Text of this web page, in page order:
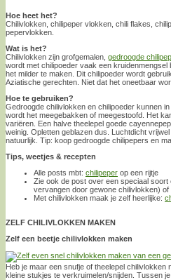
Hoe heet het?
Chilivlokken, chilipeper vlokken, chili flakes,
pepervlokken.
Wat is het?
Chilivlokken zijn grofgemalen, gedroogde
wordt met chilipoeder vaak een
het milder te maken. Dit chilipoeder wordt
Aziatische gerechten. Niet dat het oneetbaar
Hoe te gebruiken?
Gedroogde chilivlokken en chilipoeder kunnen
wordt het meegebakken of meegestoofd. Het
variëren. Een halve theelepel goede
weinig. Opletten geblazen dus. Luchtdicht
natuurlijk. Tip: koop gedroogde chilipepers en
Tips, weetjes & recepten
Alle posts mbt: chilipeper op een rijtje
Zie ook de post over een speciaal soort
vervangen door gewone chilivlokken)
Met chilivlokken maak je zelf heerlijke:
ZELF CHILIVLOKKEN MAKEN
Zelf een beetje chilivlokken maken
Heb je maar een snufje of theelepel
kleine stukjes te verkruimelen/snijden. Tussen